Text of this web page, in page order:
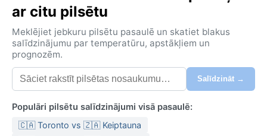
ar citu pilsētu
Meklējiet jebkuru pilsētu pasaulē un skatiet blakus
salīdzinājumu par temperatūru, apstākļiem un
prognozēm.
Salīdzināt →
Populāri pilsētu salīdzinājumi visā pasaulē:
🇨🇦 Toronto vs 🇿🇦 Keiptauna